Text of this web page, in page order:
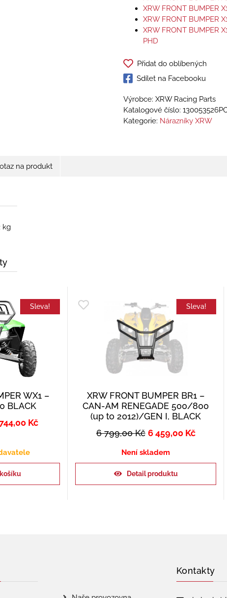
XRW FRONT BUMPER
XRW FRONT BUMPER
XRW FRONT BUMPER
PHD
Přidat do oblíbených
Sdílet na Facebooku
Výrobce: XRW Racing Parts
Katalogové číslo:
Kategorie: Nárazníky XRW
na produkt
kg
Sleva!
WX1 –
BLACK
Kč
Sleva!
XRW FRONT BUMPER BR1 –
CAN-AM RENEGADE 500/800
(up to 2012)/GEN I, BLACK
6 799,00Kč 6 459,00 Kč
Není skladem
Detail produktu
Kontakty